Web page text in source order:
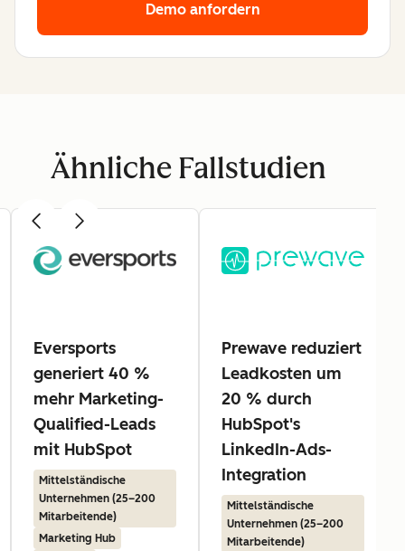
Demo anfordern
Ähnliche Fallstudien
Eversports
generiert 40 %
mehr Marketing-
Qualified-Leads
mit HubSpot
Mittelständische
Unternehmen (25–200
Mitarbeitende)
Marketing Hub
Prewave reduziert
Leadkosten um
20 % durch
HubSpot's
LinkedIn-Ads-
Integration
Mittelständische
Unternehmen (25–200
Mitarbeitende)